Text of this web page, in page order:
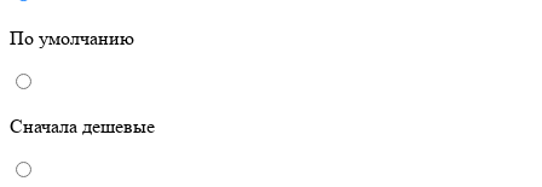
По умолчанию
Сначала дешевые